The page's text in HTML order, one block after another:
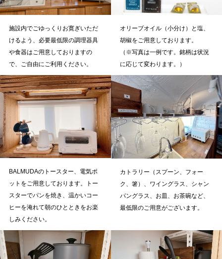
施設内でごゆっくりお寛ぎいただ
けるよう、必要最低限の調理器具
や食器はご用意しておりますの
で、ご自由にご利用ください。
オリーブオイル（小分け）と塩、
胡椒をご用意しております。
（※写真は一例です。銘柄は状況
に応じて変わります。）
BALMUDAのトースター、電気ポ
ットをご用意しております。トー
スターでパンを焼き、温かいコー
ヒーを淹れて朝のひとときをお楽
しみください。
カトラリー（スプーン、フォー
ク、箸）、ワイングラス、シャン
パングラス、お皿、お茶碗など、
最低限のご用意がございます。